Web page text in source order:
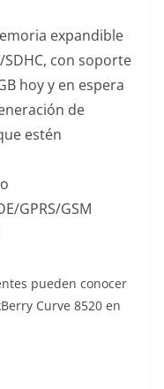
expandible
con soporte
hoy y en espera
de
estén
GPRS/GSM
pueden conocer
Curve 8520 en